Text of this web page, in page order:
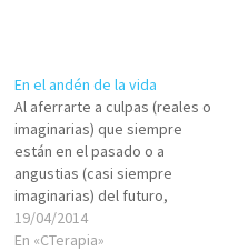
En el andén de la vida
Al aferrarte a culpas (reales o
imaginarias) que siempre
están en el pasado o a
angustias (casi siempre
imaginarias) del futuro,
desperdicias tus energías,
malgastas tu tiempo, dejas
19/04/2014
En «CTerapia»